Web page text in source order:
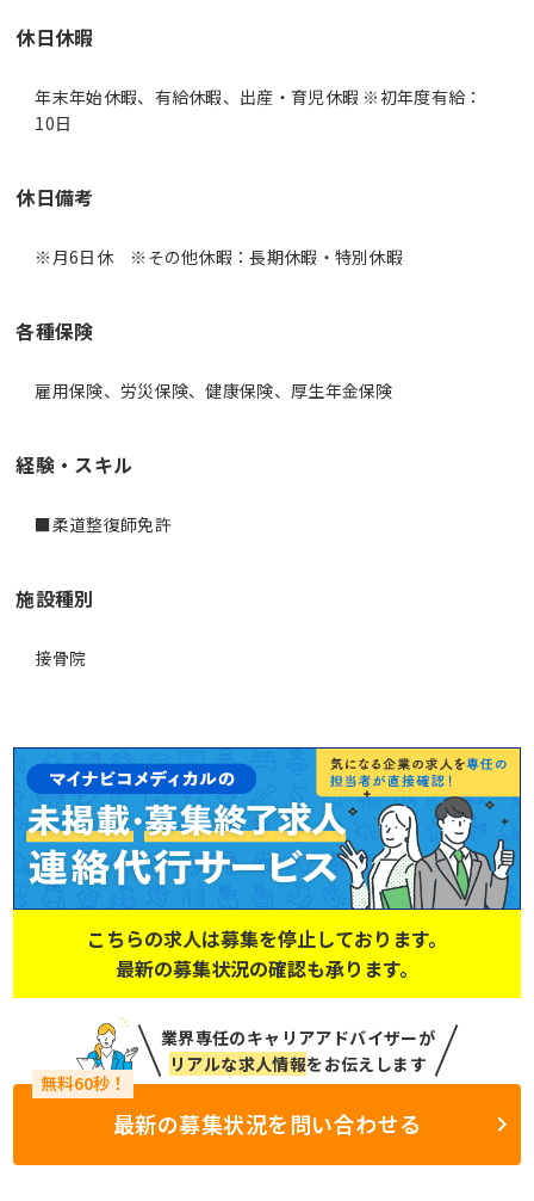
休日休暇
年末年始休暇、有給休暇、出産・育児休暇 ※初年度有給：
10日
休日備考
※月6日休 ※その他休暇：長期休暇・特別休暇
各種保険
雇用保険、労災保険、健康保険、厚生年金保険
経験・スキル
■柔道整復師免許
施設種別
接骨院
こちらの求人は募集を停止しております。
最新の募集状況の確認も承ります。
業界専任のキャリアアドバイザーが
リアルな求人情報をお伝えします
最新の募集状況を問い合わせる